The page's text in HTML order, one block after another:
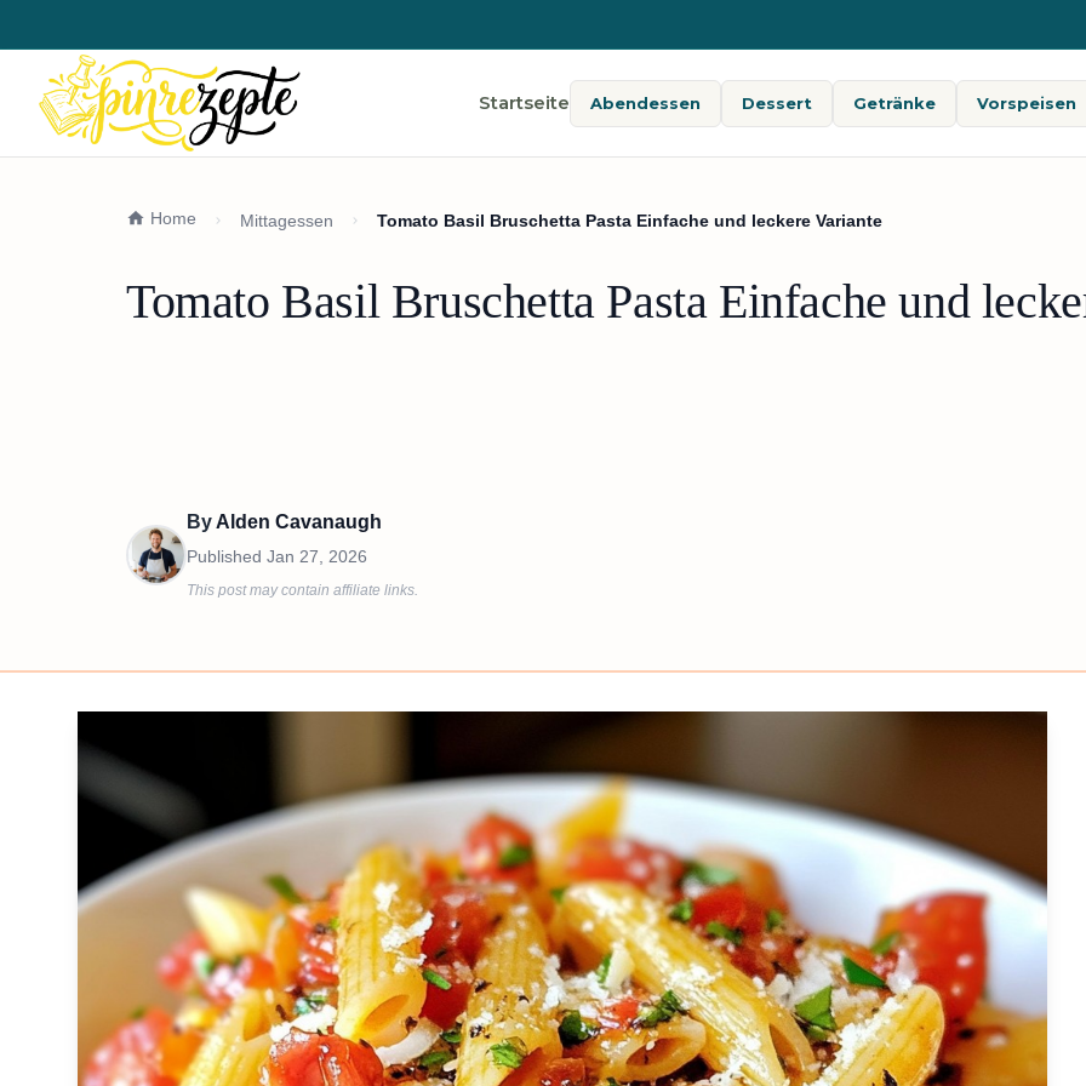
Startseite Abendessen Dessert Getränke Vorspeisen
Home Mittagessen Tomato Basil Bruschetta Pasta Einfache und leckere Variante
Tomato Basil Bruschetta Pasta Einfache und
ByAlden Cavanaugh
Published Jan 27, 2026
This post may contain affiliate links.